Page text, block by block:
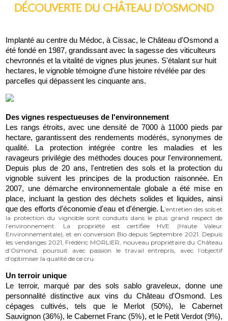
DÉCOUVERTE DU CHÂTEAU D'OSMOND
Implanté au centre du Médoc, à Cissac, le Château d'Osmond a
été fondé en 1987, grandissant avec la sagesse des viticulteurs
chevronnés et la vitalité de vignes plus jeunes. S'étalant sur huit
hectares, le vignoble témoigne d'une histoire révélée par des
parcelles qui dépassent les cinquante ans.
Des vignes respectueuses de l'environnement
Les rangs étroits, avec une densité de 7000 à 11000 pieds par
hectare, garantissent des rendements modérés, synonymes de
qualité. La protection intégrée contre les maladies et les
ravageurs privilégie des méthodes douces pour l'environnement.
Depuis plus de 20 ans, l'entretien des sols et la protection du
vignoble suivent les principes de la production raisonnée. En
2007, une démarche environnementale globale a été mise en
place, incluant la gestion des déchets solides et liquides, ainsi
que des efforts d'économie d'eau et d'énergie. L’entretien des sols et
la protection du vignoble sont conduits dans le plus grand respect de
l’environnement. La propriété est certifiée HVE (Haute Valeur
Environnementale), et en conversion Bio depuis Septembre 2021. Depuis
les vendanges 2021, Frédéric MORLIER, nouveau propriétaire du Château
d’Osmond, poursuit avec passion le travail entrepris, avec l’objectif
d’optimiser la qualité de ce cru.
Un terroir unique
Le terroir, marqué par des sols sablo graveleux, donne une
personnalité distinctive aux vins du Château d'Osmond. Les
cépages cultivés, tels que le Merlot (50%), le Cabernet
Sauvignon (36%), le Cabernet Franc (5%), et le Petit Verdot (9%),